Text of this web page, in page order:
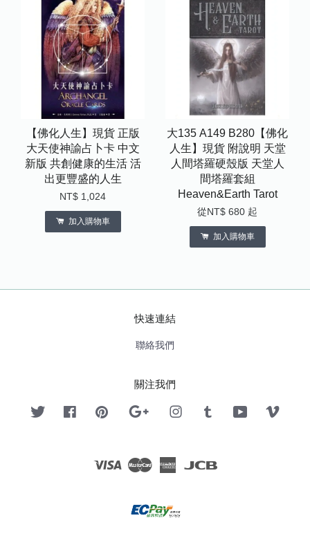
【佛化人生】現貨 正版
大天使神諭占卜卡 中文
新版 共創健康的生活 活
出更豐盛的人生
NT$ 1,024
加入購物車
大135 A149 B280【佛化
人生】現貨 附說明 天堂
人間塔羅硬殼版 天堂人
間塔羅套組
Heaven&Earth Tarot
從NT$ 680 起
加入購物車
快速連結
聯絡我們
關注我們
Twitter FacebookPinterest Google InstagramTumblr YouTube
Visa Master American